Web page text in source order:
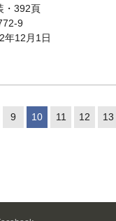
・392頁
9
年12月1日
9 10 11 12 13